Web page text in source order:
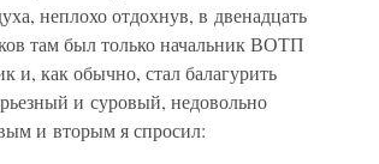
неплохо отдохнув, в двенадцать
там был только начальник ВОТП
и, как обычно, стал балагурить
и суровый, недовольно
и вторым я спросил: